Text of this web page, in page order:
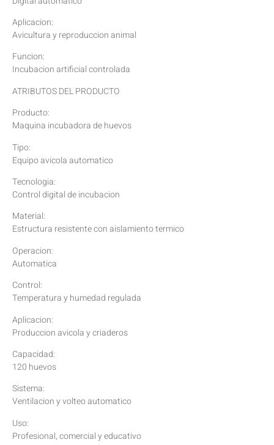
Aplicacion:
Avicultura y reproduccion animal
Funcion:
Incubacion artificial controlada
ATRIBUTOS DEL PRODUCTO
Producto:
Maquina incubadora de huevos
Tipo:
Equipo avicola automatico
Tecnologia:
Control digital de incubacion
Material:
Estructura resistente con aislamiento termico
Operacion:
Automatica
Control:
Temperatura y humedad regulada
Aplicacion:
Produccion avicola y criaderos
Capacidad:
120 huevos
Sistema:
Ventilacion y volteo automatico
Uso:
Profesional, comercial y educativo